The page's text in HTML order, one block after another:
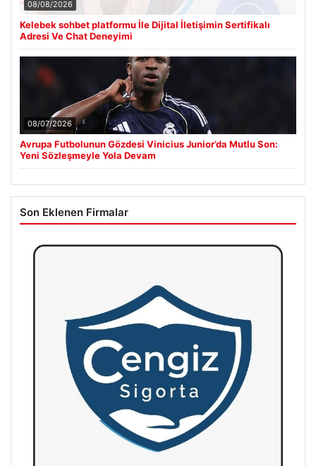
08/08/2026
Kelebek sohbet platformu İle Dijital İletişimin Sertifikalı
Adresi Ve Chat Deneyimi
08/07/2026
Avrupa Futbolunun Gözdesi Vinicius Junior’da Mutlu Son:
Yeni Sözleşmeyle Yola Devam
Son Eklenen Firmalar